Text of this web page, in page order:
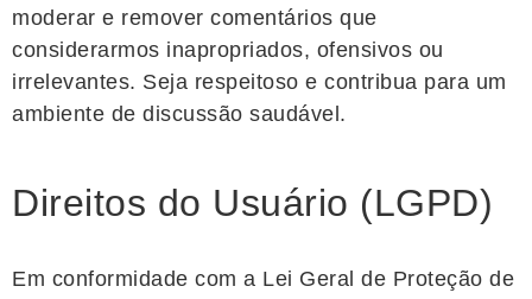
moderar e remover comentários que
considerarmos inapropriados, ofensivos ou
irrelevantes. Seja respeitoso e contribua para um
ambiente de discussão saudável.
Direitos do Usuário (LGPD)
Em conformidade com a Lei Geral de Proteção de